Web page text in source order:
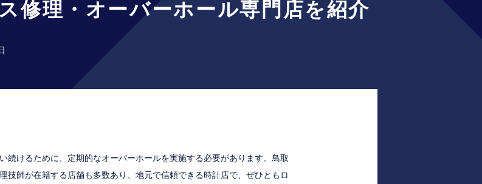
修理・オーバーホール専門店を紹介
続けるために、定期的なオーバーホールを実施する必要があります。鳥取
技師が在籍する店舗も多数あり、地元で信頼できる時計店で、ぜひともロ